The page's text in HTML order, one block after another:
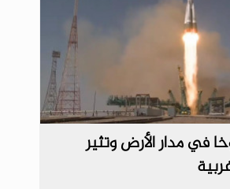
في مدار الأرض وتثير